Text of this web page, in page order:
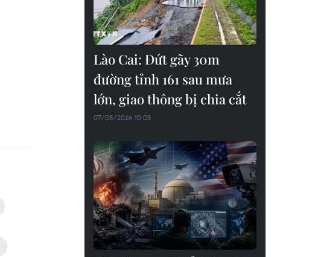
Lào Cai: Đứt gãy 30m
đường tỉnh 161 sau mưa
lớn, giao thông bị chia cắt
07/08/2026 10:08